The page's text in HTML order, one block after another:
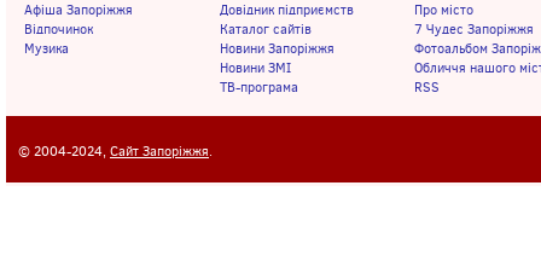
Афіша Запоріжжя
Відпочинок
Музика
Довідник підприємств
Каталог сайтів
Новини Запоріжжя
Новини ЗМІ
ТВ-програма
Про місто
7 Чудес Запоріжжя
Фотоальбом
Обличчя нашого
RSS
© 2004-2024, Сайт Запоріжжя.